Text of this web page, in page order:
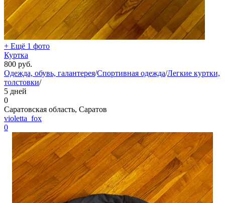
+ Ещё 1 фото
Куртка
800 руб.
Одежда, обувь, галантерея/Спортивная одежда/Легкие куртки,
толстовки/
5 дней
0
Саратовская область, Саратов
violetta_fox
0